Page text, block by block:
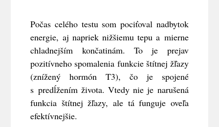
Počas celého testu som pociťoval nadbytok
energie, aj napriek nižšiemu tepu a mierne
chladnejším končatinám. To je prejav
pozitívneho spomalenia funkcie štítnej žľazy
(znížený hormón T3), čo je spojené
s predĺžením života. Vtedy nie je narušená
funkcia štítnej žľazy, ale tá funguje oveľa
efektívnejšie.